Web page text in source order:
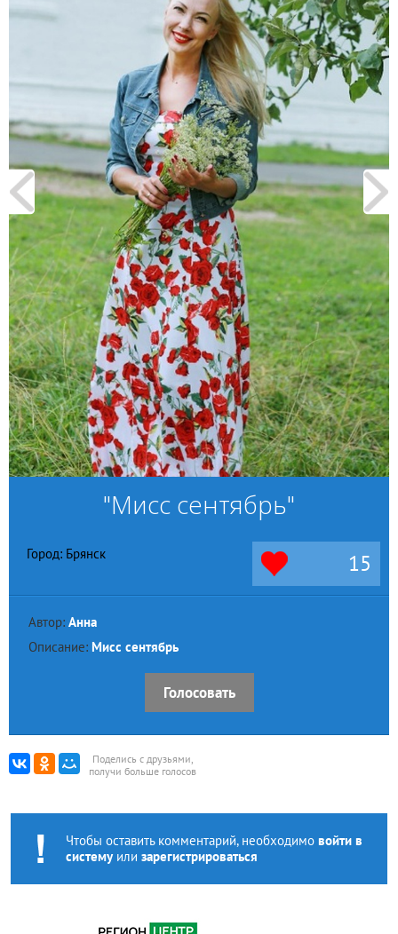
"Мисс сентябрь"
Город: Брянск 15
Автор: Анна
Описание: Мисс сентябрь
Голосовать
Поделись с друзьями,
получи больше голосов
Чтобы оставить комментарий, необходимо войти в
системуили зарегистрироваться